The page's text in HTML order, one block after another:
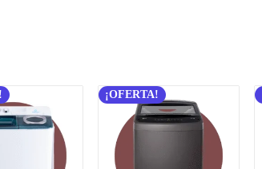
¡OFERTA!